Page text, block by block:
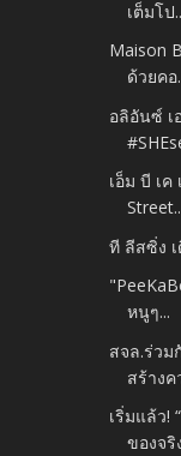
เต็มโป
Maison
ด้วยคอ
อลิอันซ์ เ
เอ็ม บี เ
ที ลีสซิ่ง
หนูๆ...
สจล.ร่วม
สร้างค
เริ่มแล้ว!
ของจริ